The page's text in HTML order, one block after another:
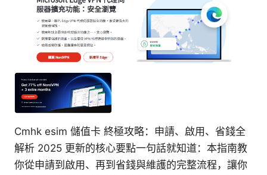
Cmhk esim 儲值卡 終極攻略：申請、啟用、省錢全
解析 2025 更新的核心要點一句話就知道：本指南教
你從申請到啟用、再到省錢與維護的完整流程，讓你